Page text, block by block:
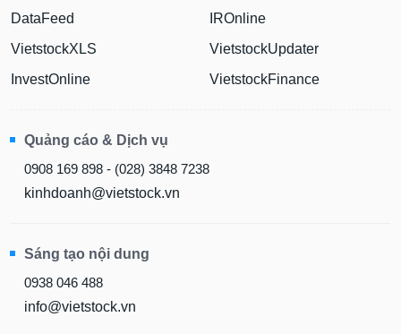
DataFeed
VietstockXLS
InvestOnline
IROnline
VietstockUpdater
VietstockFinance
Quảng cáo & Dịch vụ
0908 169 898 - (028) 3848 7238
kinhdoanh@vietstock.vn
Sáng tạo nội dung
0938 046 488
info@vietstock.vn